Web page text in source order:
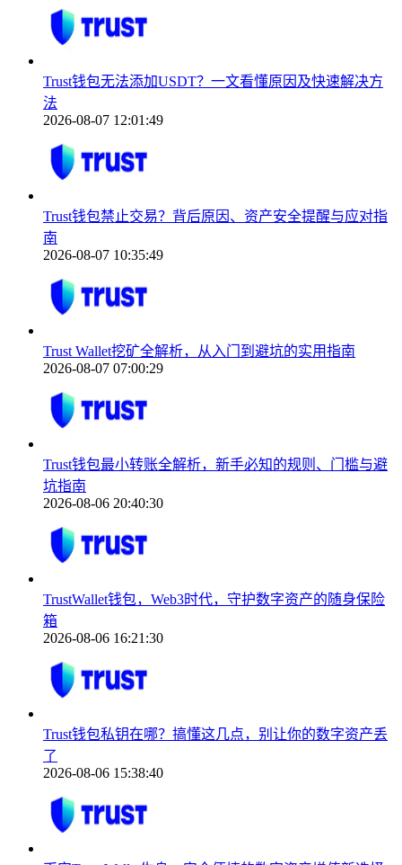
Trust钱包无法添加USDT？一文看懂原因及快速解决方
法
2026-08-07 12:01:49
Trust钱包禁止交易？背后原因、资产安全提醒与应对指
南
2026-08-07 10:35:49
Trust Wallet挖矿全解析，从入门到避坑的实用指南
2026-08-07 07:00:29
Trust钱包最小转账全解析，新手必知的规则、门槛与避
坑指南
2026-08-06 20:40:30
TrustWallet钱包，Web3时代，守护数字资产的随身保险
箱
2026-08-06 16:21:30
Trust钱包私钥在哪？搞懂这几点，别让你的数字资产丢
了
2026-08-06 15:38:40